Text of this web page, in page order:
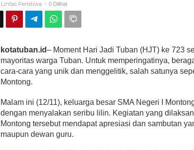
Tuban
ke
723
Lintas Peristiwa - 0 Dilihat
kotatuban.id– Moment Hari Jadi Tuban (HJT) ke 723
mayoritas warga Tuban. Untuk memperingatinya,
cara-cara yang unik dan menggelitik, salah satunya
Montong.
Malam ini (12/11), keluarga besar SMA Negeri I
dengan menyalakan seribu lilin. Kegiatan yang
Montong tersebut mendapat apresiasi dan sambutan
maupun dewan guru.